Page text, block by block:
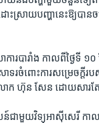
ះស្រាយ​បញ្ហា​នេះ​ឱ្យ​បាន​
រ​បារាំង​ កាលពីថ្ងៃទី​ ១
ទរ​ចំពោះ​ការ​សម្រេច​ក្តី​
ក ហ៊ុន សែន ដោយ​សារ​ត
ជាមួយ​វិទ្យុ​អាស៊ីសេរី កា